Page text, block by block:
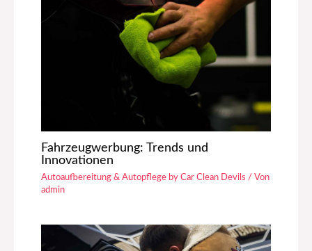
Fahrzeugwerbung: Trends und
Innovationen
Autoaufbereitung & Autopflege by Car Clean Devils / Von
admin